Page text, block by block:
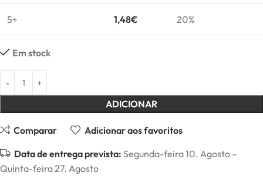
5+ 1,48€ 20%
Em stock
ADICIONAR
Comparar Adicionar aos favoritos
Data de entrega prevista: Segunda-feira 10. Agosto –
Quinta-feira 27. Agosto